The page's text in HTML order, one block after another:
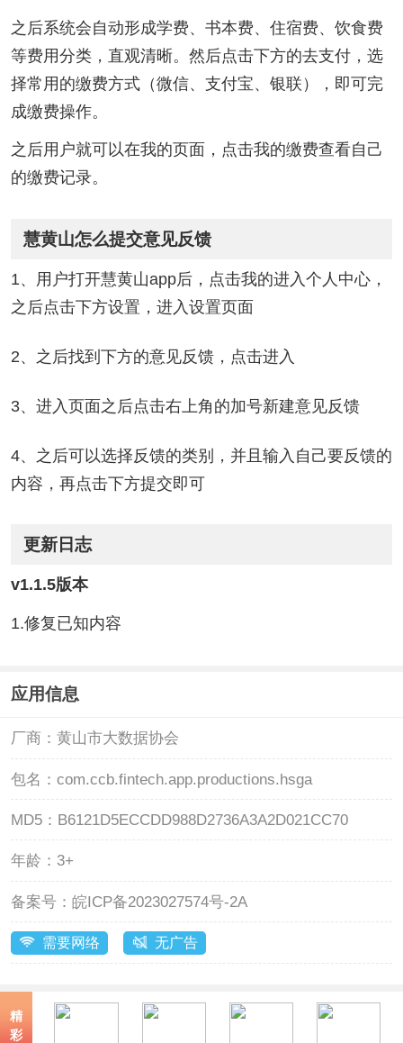
之后系统会自动形成学费、书本费、住宿费、饮食费
等费用分类，直观清晰。然后点击下方的去支付，选
择常用的缴费方式（微信、支付宝、银联），即可完
成缴费操作。
之后用户就可以在我的页面，点击我的缴费查看自己
的缴费记录。
慧黄山怎么提交意见反馈
1、用户打开慧黄山app后，点击我的进入个人中心，
之后点击下方设置，进入设置页面
2、之后找到下方的意见反馈，点击进入
3、进入页面之后点击右上角的加号新建意见反馈
4、之后可以选择反馈的类别，并且输入自己要反馈的
内容，再点击下方提交即可
更新日志
v1.1.5版本
1.修复已知内容
应用信息
厂商： 黄山市大数据协会
包名： com.ccb.fintech.app.productions.hsga
MD5： B6121D5ECCDD988D2736A3A2D021CC70
年龄： 3+
备案号： 皖ICP备2023027574号-2A
需要网络 无广告
精
彩